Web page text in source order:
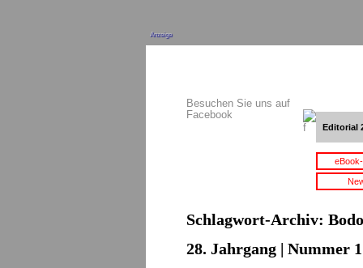
Anzeige
Besuchen Sie uns auf
Facebook
Editorial
Schlagwort-Archiv:
28. Jahrgang | Nummer